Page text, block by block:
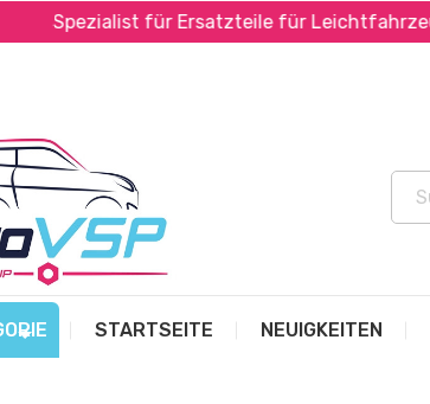
Spezialist für Ersatzteile für Leichtfahrzeuge
STARTSEITE NEUIGKEITEN